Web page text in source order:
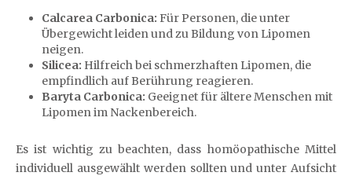
Calcarea Carbonica: Für Personen, die unter
Übergewicht leiden und zu Bildung von Lipomen
neigen.
Silicea: Hilfreich bei schmerzhaften Lipomen, die
empfindlich auf Berührung reagieren.
Baryta Carbonica: Geeignet für ältere Menschen mit
Lipomen im Nackenbereich.
Es ist wichtig zu beachten, dass homöopathische Mittel
individuell ausgewählt werden sollten und unter Aufsicht